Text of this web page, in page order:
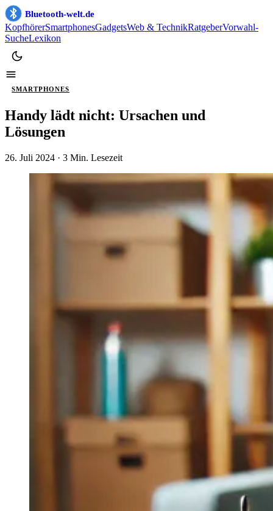
Bluetooth-welt.de
KopfhörerSmartphonesGadgetsWeb & TechnikRatgeberVorwahl-
SucheLexikon
SMARTPHONES
Handy lädt nicht: Ursachen und
Lösungen
26. Juli 2024 · 3 Min. Lesezeit